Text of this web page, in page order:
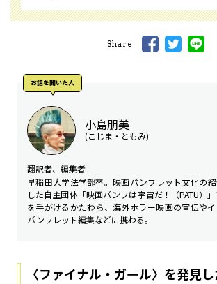
Share
お話を聞いた人
小島朋美
(こじま・ともみ)
翻訳者、編集者
早稲田大学法学部卒。映画パンフレット文化の
した自主団体「映画パンフは宇宙だ！（PATU）
を手がけるかたわら、海外ホラー映画の宣伝やイ
パンフレット編集などに携わる。
〈ファイナル・ガール〉を発見